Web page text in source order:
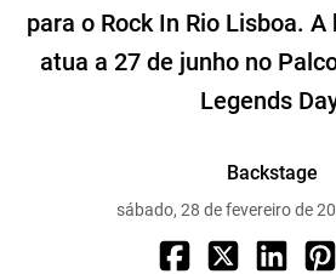
para o Rock In Rio Lisboa.
atua a 27 de junho no
Legends
Backstage
sábado, 28 de fevereiro de